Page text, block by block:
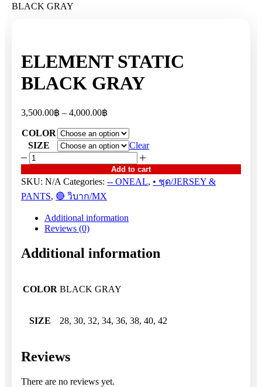
BLACK GRAY
ELEMENT STATIC
BLACK GRAY
3,500.00฿ – 4,000.00฿
3,500.00฿
through
4,000.00฿
COLOR
SIZE
Clear
ELEMENT
STATIC
BLACK
GRAY
quantity
Add to cart
SKU: N/A Categories: -- ONEAL, • ชุด/JERSEY &
PANTS, 🔴 วิบาก/MX
Additional information
Reviews (0)
Additional information
COLOR BLACK GRAY
SIZE 28, 30, 32, 34, 36, 38, 40, 42
Reviews
There are no reviews yet.